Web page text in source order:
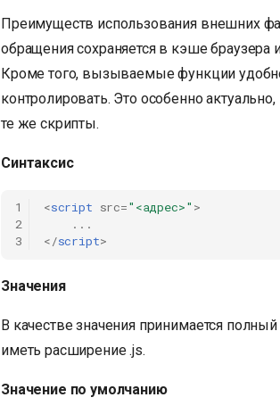
Преимуществ использования внешних
обращения сохраняется в кэше
Кроме того, вызываемые функции
контролировать. Это особенно
те же скрипты.
Синтаксис
1
2
3
<script src="<адрес>" >
...
</script>
Значения
В качестве значения принимается
иметь расширение .js.
Значение по умолчанию